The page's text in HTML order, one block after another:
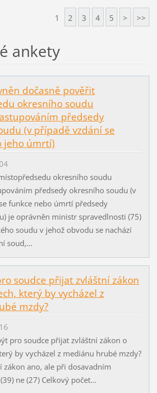
1 2 3 4 5 > >>
ankety
dočasně pověřit
okresního soudu
předsedy
(v případě vzdání se
jeho úmrtí)
okresního soudu
předsedy okresního soudu (v
funkce nebo úmrtí předsedy
je oprávněn ministr spravedlnosti (75)
soudu v jehož obvodu se nachází
soud,...
soudce přijat zvláštní zákon
který by vycházel z
mzdy?
pro soudce přijat zvláštní zákon o
by vycházel z mediánu hrubé mzdy?
zákon ano, ale při dosavadním
ne (27) Celkový počet...